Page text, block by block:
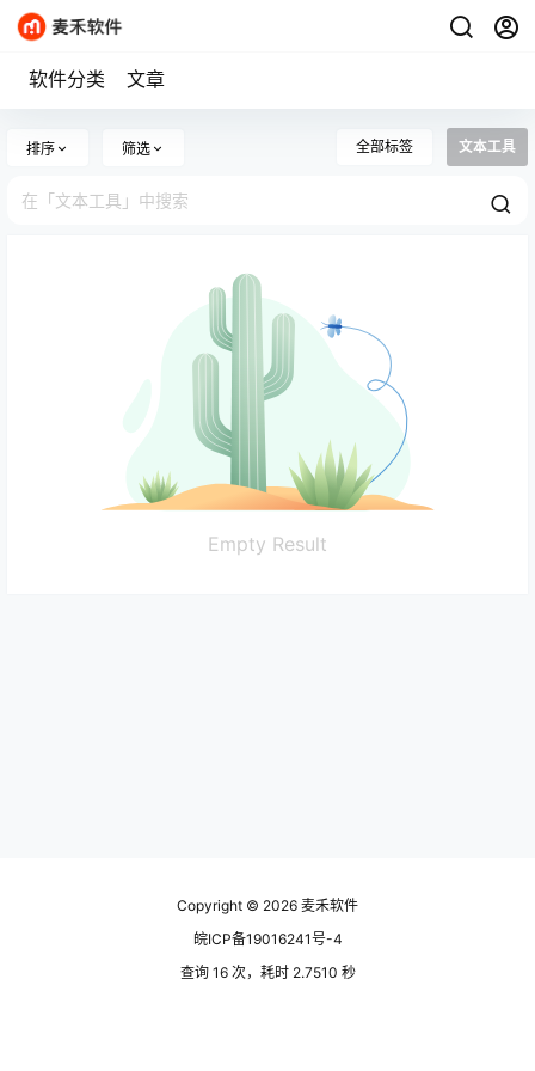
软件分类 文章
排序 筛选 全部标签 文本工具
Empty Result
Copyright © 2026 麦禾软件
皖ICP备19016241号-4
查询 16 次，耗时 2.7510 秒